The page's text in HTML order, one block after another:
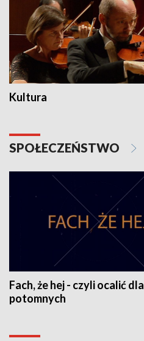
Kultura
SPOŁECZEŃSTWO
Fach, że hej - czyli ocalić dla
potomnych